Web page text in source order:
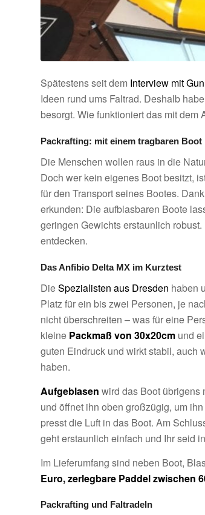
Spätestens seit dem Interview mit
Ideen rund ums Faltrad. Deshalb
besorgt. Wie funktioniert das mit
Packrafting: mit einem tragbaren Boot
Die Menschen wollen raus in die
Doch wer kein eigenes Boot besitzt,
für den Transport seines Bootes. Dank
erkunden: Die aufblasbaren Boote
geringen Gewichts erstaunlich
entdecken.
Das Anfibio Delta MX im Kurztest
DieSpezialisten aus Dresden haben
Platz für ein bis zwei Personen, je
nicht überschreiten – was für eine
kleine Packmaß von 30x20cm und
guten Eindruck und wirkt stabil, auch
haben.
Aufgeblasen wird das Boot übrigens
und öffnet ihn oben großzügig, um
presst die Luft in das Boot. Am
geht erstaunlich einfach und Ihr seid
Im Lieferumfang sind neben Boot,
Euro, zerlegbare Paddel zwischen
Packrafting und Faltradeln